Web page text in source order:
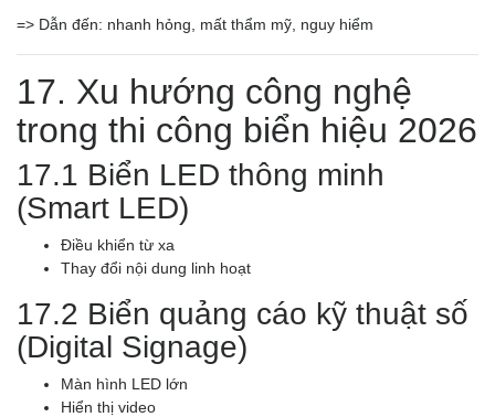
=> Dẫn đến: nhanh hỏng, mất thẩm mỹ, nguy hiểm
17. Xu hướng công nghệ
trong thi công biển hiệu 2026
17.1 Biển LED thông minh
(Smart LED)
Điều khiển từ xa
Thay đổi nội dung linh hoạt
17.2 Biển quảng cáo kỹ thuật số
(Digital Signage)
Màn hình LED lớn
Hiển thị video